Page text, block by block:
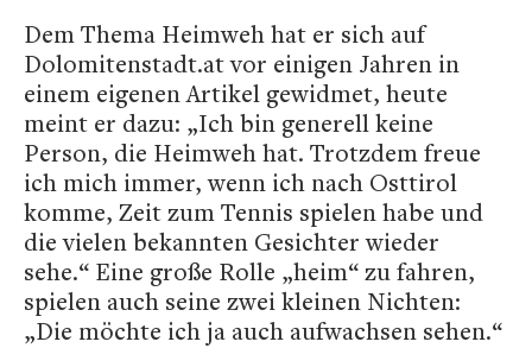
Dem Thema Heimweh hat er sich auf
Dolomitenstadt.at vor einigen Jahren in
einem eigenen Artikel gewidmet, heute
meint er dazu: „Ich bin generell keine
Person, die Heimweh hat. Trotzdem freue
ich mich immer, wenn ich nach Osttirol
komme, Zeit zum Tennis spielen habe und
die vielen bekannten Gesichter wieder
sehe.“ Eine große Rolle „heim“ zu fahren,
spielen auch seine zwei kleinen Nichten:
„Die möchte ich ja auch aufwachsen sehen.“